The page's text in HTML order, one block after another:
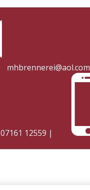
mhbrennerei@aol.com
07161 12559 |